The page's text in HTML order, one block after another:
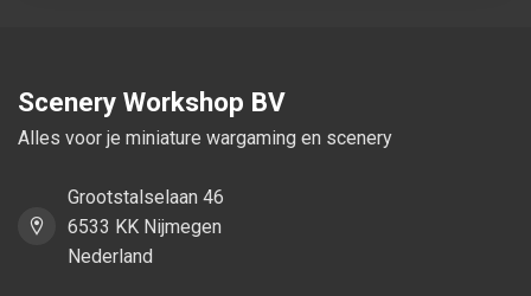
Scenery Workshop BV
Alles voor je miniature wargaming en scenery
Grootstalselaan 46
6533 KK Nijmegen
Nederland